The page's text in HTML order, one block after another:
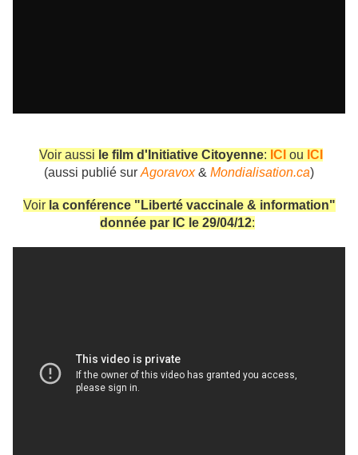
Voir aussi le film d'Initiative Citoyenne: ICI ou ICI
(aussi publié sur Agoravox& Mondialisation.ca)
Voir la conférence "Liberté vaccinale & information"
donnée par IC le 29/04/12: